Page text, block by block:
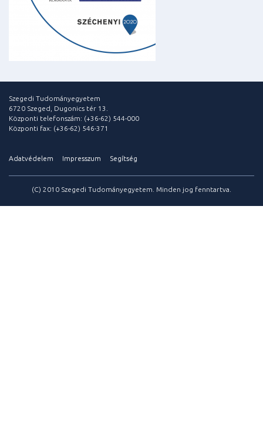
Szegedi Tudományegyetem
6720 Szeged, Dugonics tér 13.
Központi telefonszám: (+36-62) 544-000
Központi fax: (+36-62) 546-371
Adatvédelem Impresszum Segítség
(C) 2010 Szegedi Tudományegyetem. Minden jog fenntartva.